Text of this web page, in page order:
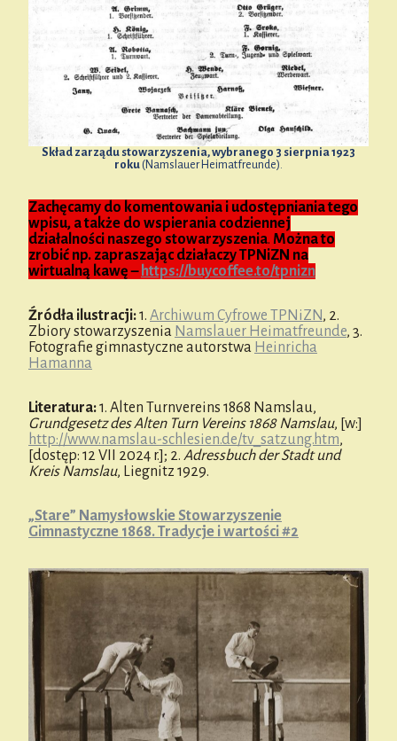
Skład zarządu stowarzyszenia, wybranego 3 sierpnia 1923
roku (Namslauer Heimatfreunde).
Zachęcamy do komentowania i udostępniania tego
wpisu, a także do wspierania codziennej
działalności naszego stowarzyszenia. Można to
zrobić np. zapraszając działaczy TPNiZN na
wirtualną kawę – https://buycoffee.to/tpnizn
Źródła ilustracji:1. Archiwum Cyfrowe TPNiZN, 2.
Zbiory stowarzyszenia Namslauer Heimatfreunde, 3.
Fotografie gimnastyczne autorstwa Heinricha
Hamanna
Literatura:1. Alten Turnvereins 1868 Namslau,
Grundgesetz des Alten Turn Vereins 1868 Namslau, [w:]
http://www.namslau-schlesien.de/tv_satzung.htm,
[dostęp: 12 VII 2024 r.]; 2. Adressbuch der Stadt und
Kreis Namslau, Liegnitz 1929.
„Stare” Namysłowskie Stowarzyszenie
Gimnastyczne 1868. Tradycje i wartości #2